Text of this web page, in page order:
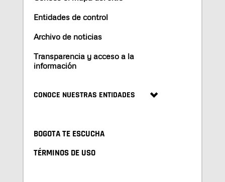
Entidades de control
Archivo de noticias
Transparencia y acceso a la
información
CONOCE NUESTRAS ENTIDADES
BOGOTA TE ESCUCHA
TÉRMINOS DE USO